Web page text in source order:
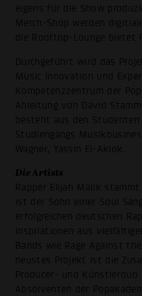
eigens für die Show
Merch-Shop werden
die Rooftop-Lounge bietet
Durchgeführt wird das
Music Innovation und
Kompetenzzentrum der
Anleitung von David
besteht aus den
Studiengangs
Wagner, Yassin El-Aklok.
Die Artists
Rapper Elijah Malik stammt
ist der Sohn einer Soul
erfolgreichen deutschen
Inspirationen aus
Bands wie Rage Against
neustes Projekt ist die
Producer- und Künstlerduo
Absolventen der